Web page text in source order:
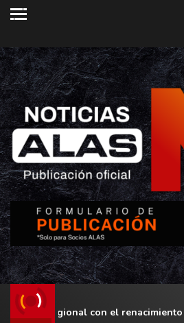
regional con el renacimiento